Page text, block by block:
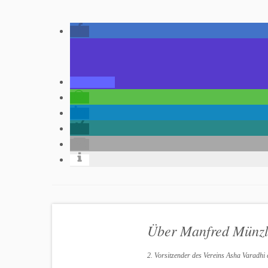
Über Manfred Münzl
2. Vorsitzender des Vereins Asha Varadhi